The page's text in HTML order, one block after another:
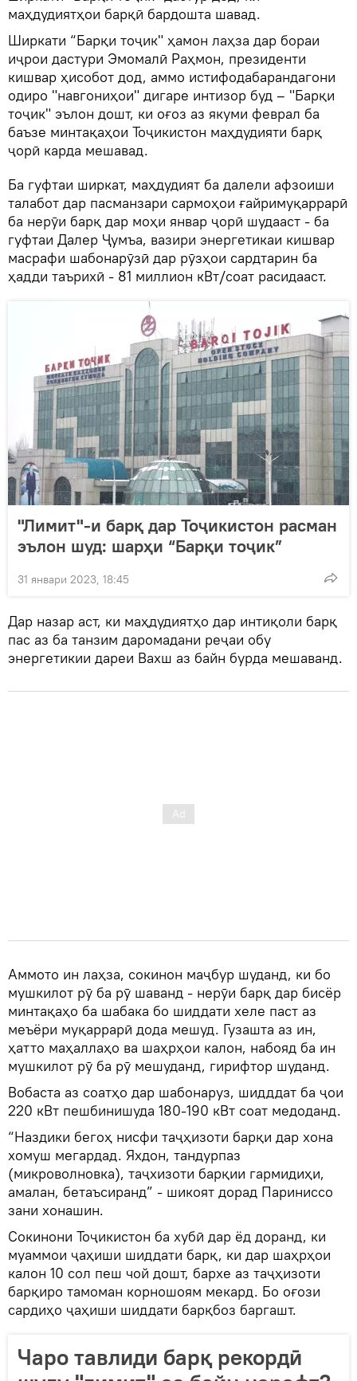
маҳдудиятҳои барқӣ бардошта шавад.
Ширкати “Барқи тоҷик" ҳамон лаҳза дар бораи
иҷрои дастури Эмомалӣ Раҳмон, президенти
кишвар ҳисобот дод, аммо истифодабарандагони
одиро "навгониҳои" дигаре интизор буд – "Барқи
тоҷик" эълон дошт, ки оғоз аз якуми феврал ба
баъзе минтақаҳои Тоҷикистон маҳдудияти барқ
ҷорӣ карда мешавад.
Ба гуфтаи ширкат, маҳдудият ба далели афзоиши
талабот дар пасманзари сармоҳои ғайримуқаррарӣ
ба нерӯи барқ ​​дар моҳи январ ҷорӣ шудааст - ба
гуфтаи Далер Ҷумъа, вазири энергетикаи кишвар
масрафи шабонарӯзӣ дар рӯзҳои сардтарин ба
ҳадди таърихӣ - 81 миллион кВт/соат расидааст.
"Лимит"-и барқ дар Тоҷикистон расман
эълон шуд: шарҳи “Барқи тоҷик”
31 январи 2023, 18:45
Дар назар аст, ки маҳдудиятҳо дар интиқоли барқ
пас аз ба танзим даромадани реҷаи обу
энергетикии дареи Вахш аз байн бурда мешаванд.
Аммото ин лаҳза, сокинон маҷбур шуданд, ки бо
мушкилот рӯ ба рӯ шаванд - нерӯи барқ ​​дар бисёр
минтақаҳо ба шабака бо шиддати хеле паст аз
меъёри муқаррарӣ дода мешуд. Гузашта аз ин,
ҳатто маҳаллаҳо ва шаҳрҳои калон, набояд ба ин
мушкилот рӯ ба рӯ мешуданд, гирифтор шуданд.
Вобаста аз соатҳо дар шабонаруз, шидддат ба ҷои
220 кВт пешбинишуда 180-190 кВт соат медоданд.
“Наздики бегоҳ нисфи таҷҳизоти барқи дар хона
хомуш мегардад. Яхдон, тандурпаз
(микроволновка), таҷхизоти барқии гармидиҳи,
амалан, бетаъсиранд” - шикоят дорад Париниссо
зани хонашин.
Сокинони Тоҷикистон ба хубӣ дар ёд доранд, ки
муаммои ҷаҳиши шиддати барқ, ки дар шаҳрҳои
калон 10 сол пеш чой дошт, бархе аз таҷҳизоти
барқиро тамоман корношоям мекард. Бо оғози
сардиҳо ҷаҳиши шиддати барқбоз баргашт.
Чаро тавлиди барқ рекордӣ